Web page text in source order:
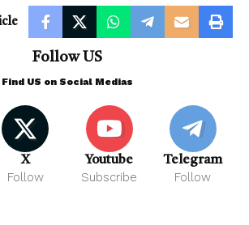
Follow US
Find US on Social Medias
X
Follow
Youtube
Subscribe
Telegram
Follow